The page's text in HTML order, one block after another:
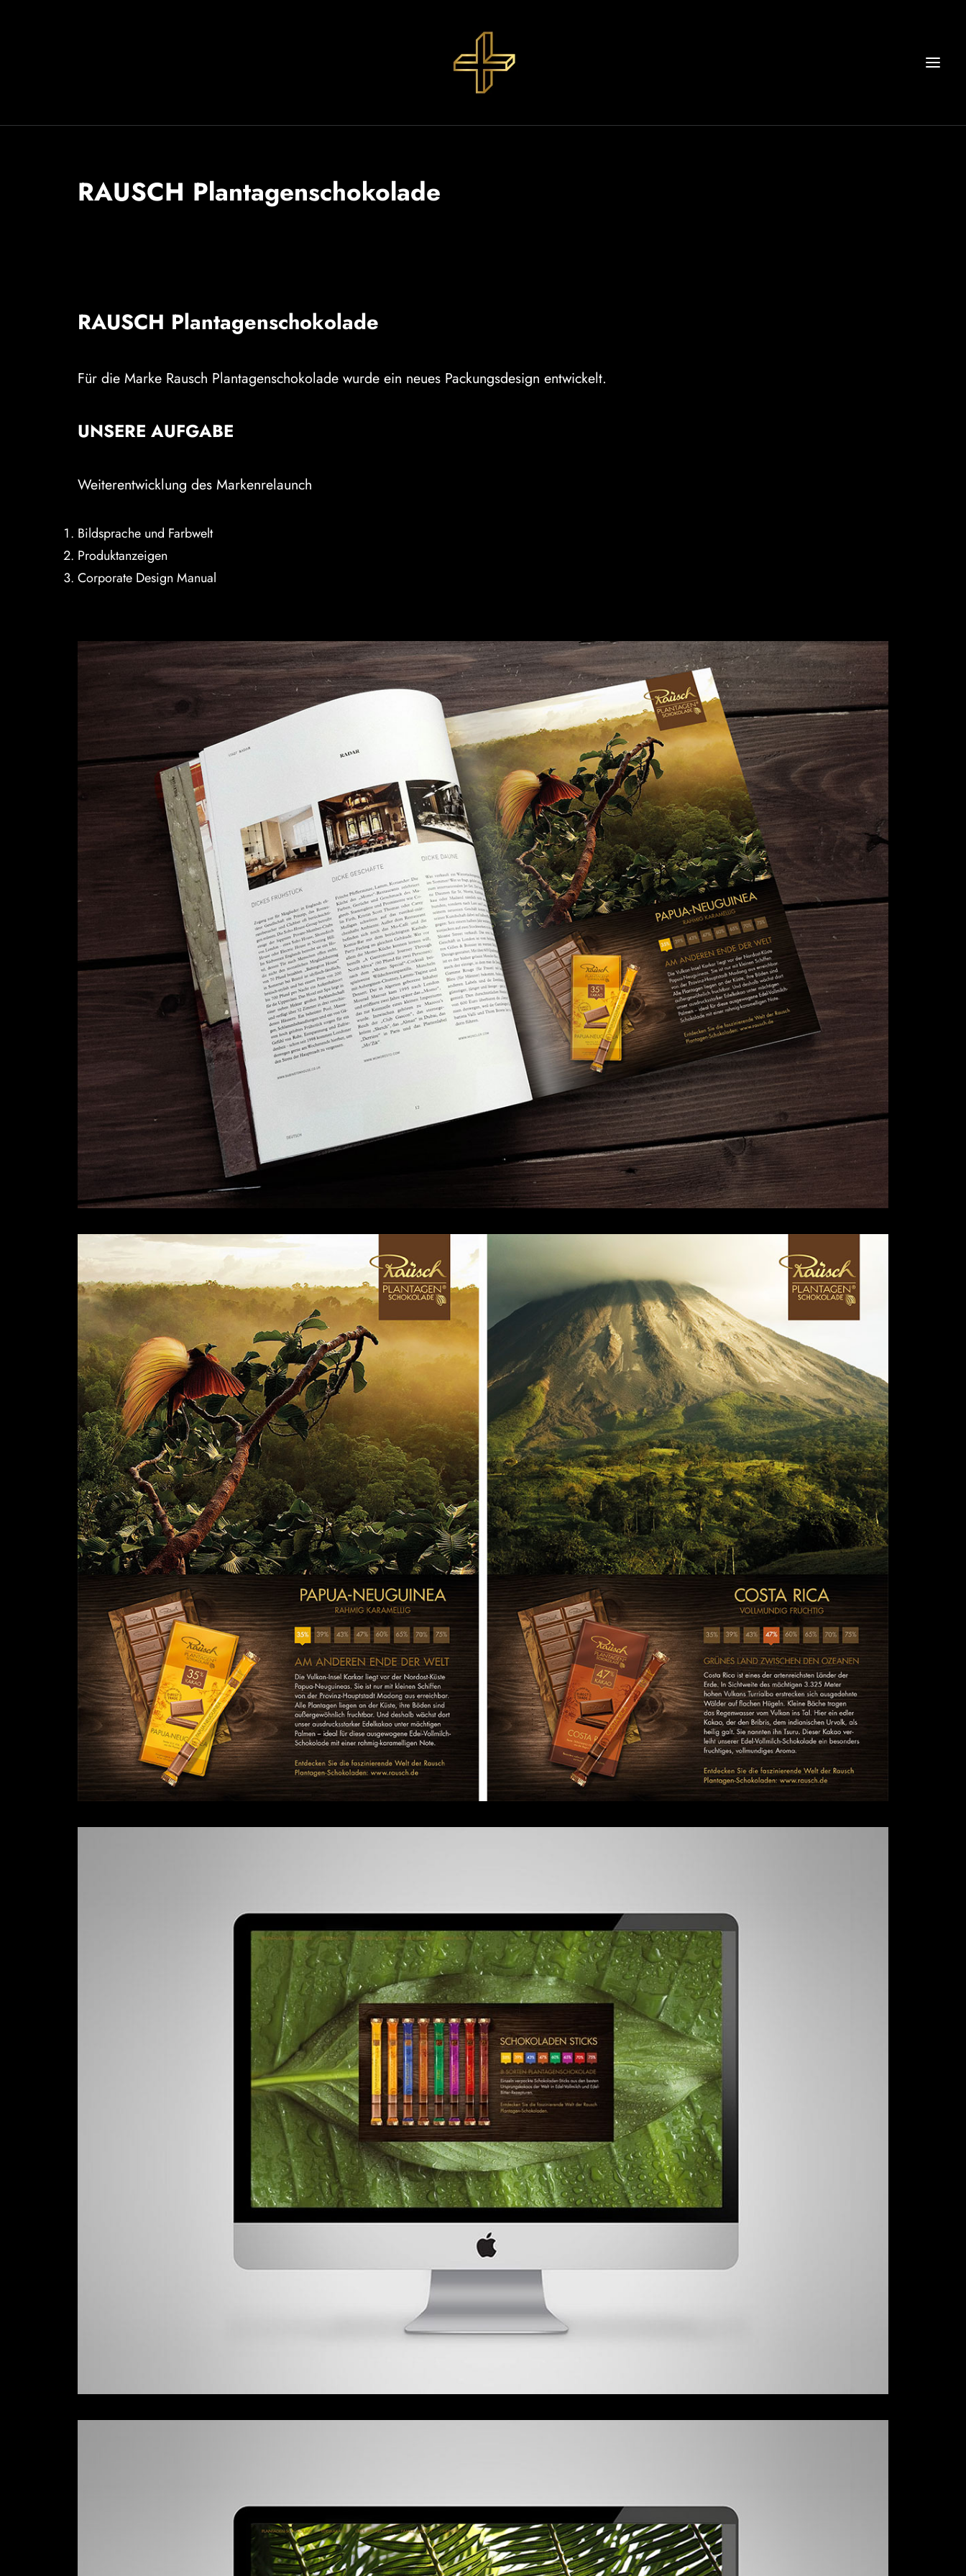
RAUSCH Plantagenschokolade
RAUSCH Plantagenschokolade
Für die Marke Rausch Plantagenschokolade wurde ein neues Packungsdesign entwickelt.
UNSERE AUFGABE
Weiterentwicklung des Markenrelaunch
Bildsprache und Farbwelt
Produktanzeigen
Corporate Design Manual